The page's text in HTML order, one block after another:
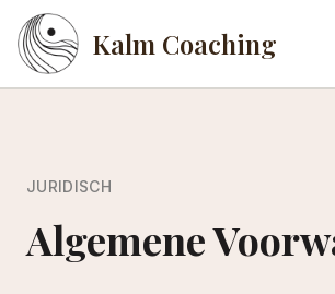
Kalm Coaching
JURIDISCH
Algemene